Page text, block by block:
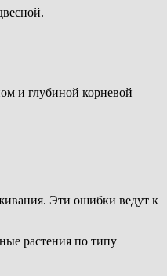
и глубиной корневой
Эти ошибки ведут к
растения по типу